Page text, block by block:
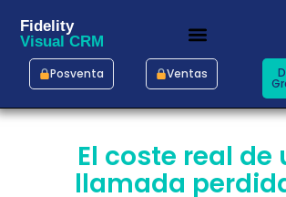
Fidelity
Visual CRM
Posventa Ventas
El coste real de
llamada